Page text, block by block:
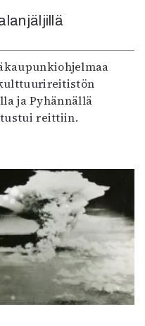
ja Pyhännällä
reittiin.